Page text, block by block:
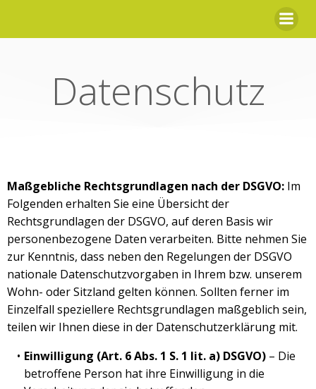
springen
Datenschutz
Maßgebliche Rechtsgrundlagen nach der DSGVO: Im
Folgenden erhalten Sie eine Übersicht der
Rechtsgrundlagen der DSGVO, auf deren Basis wir
personenbezogene Daten verarbeiten. Bitte nehmen Sie
zur Kenntnis, dass neben den Regelungen der DSGVO
nationale Datenschutzvorgaben in Ihrem bzw. unserem
Wohn- oder Sitzland gelten können. Sollten ferner im
Einzelfall speziellere Rechtsgrundlagen maßgeblich sein,
teilen wir Ihnen diese in der Datenschutzerklärung mit.
Einwilligung (Art. 6 Abs. 1 S. 1 lit. a) DSGVO)– Die
betroffene Person hat ihre Einwilligung in die